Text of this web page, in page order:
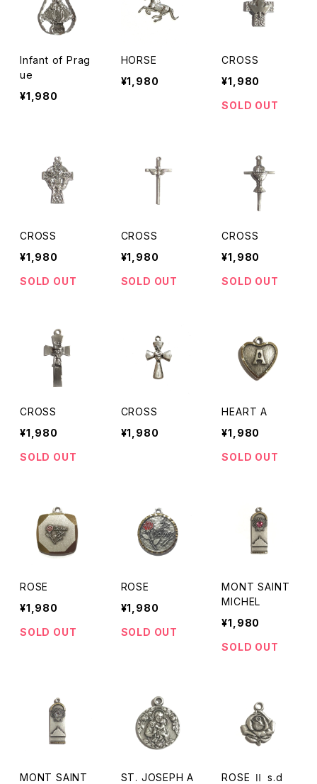
Infant of Prag
ue
¥1,980
HORSE
¥1,980
CROSS
¥1,980
SOLD OUT
CROSS
¥1,980
SOLD OUT
CROSS
¥1,980
SOLD OUT
CROSS
¥1,980
SOLD OUT
CROSS
¥1,980
SOLD OUT
CROSS
¥1,980
HEART A
¥1,980
SOLD OUT
ROSE
¥1,980
SOLD OUT
ROSE
¥1,980
SOLD OUT
MONT SAINT
MICHEL
¥1,980
SOLD OUT
MONT SAINT
ST. JOSEPH A
ROSE Ⅱ s.d